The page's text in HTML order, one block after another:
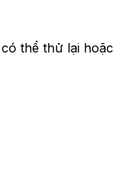
thể thử lại hoặc